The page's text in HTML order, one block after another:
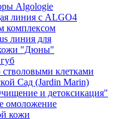
Algologie
линия с ALGO4
комплексом
линия для
кожи "Дюны"
стволовыми клетками
Сад (Jardin Marin)
и детоксикация"
омоложение
кожи